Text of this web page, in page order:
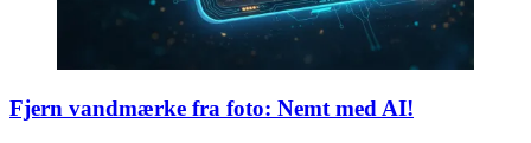
Fjern vandmærke fra foto: Nemt med AI!